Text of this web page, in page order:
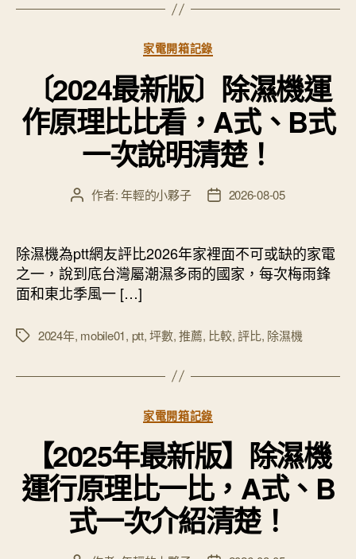
分
類
家電開箱記錄
〔2024最新版〕除濕機運
作原理比比看，A式、B式
一次說明清楚！
文
者
作者:年輕的小夥子
文
佈
日
期
2026-08-05
除濕機為ptt網友評比2026年家裡面不可或缺的家電
之一，說到底台灣屬潮濕多雨的國家，每次梅雨鋒
面和東北季風一 […]
標
2024年, mobile01, ptt,坪數,推薦, 比較,評比, 除濕機
分
類
家電開箱記錄
【2025年最新版】除濕機
運行原理比一比，A式、B
式一次介紹清楚！